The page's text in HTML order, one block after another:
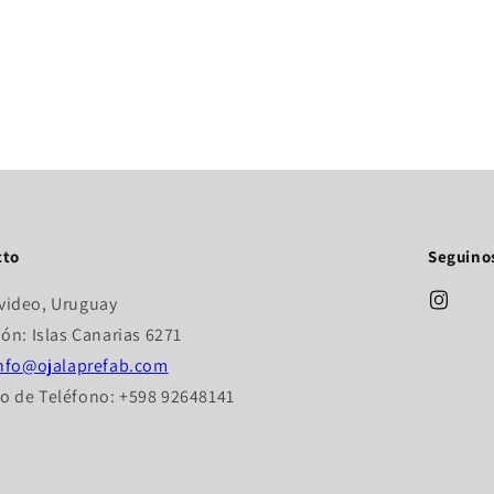
Uruguay
Islas Canarias 6271
de Teléfono: +598 92648141